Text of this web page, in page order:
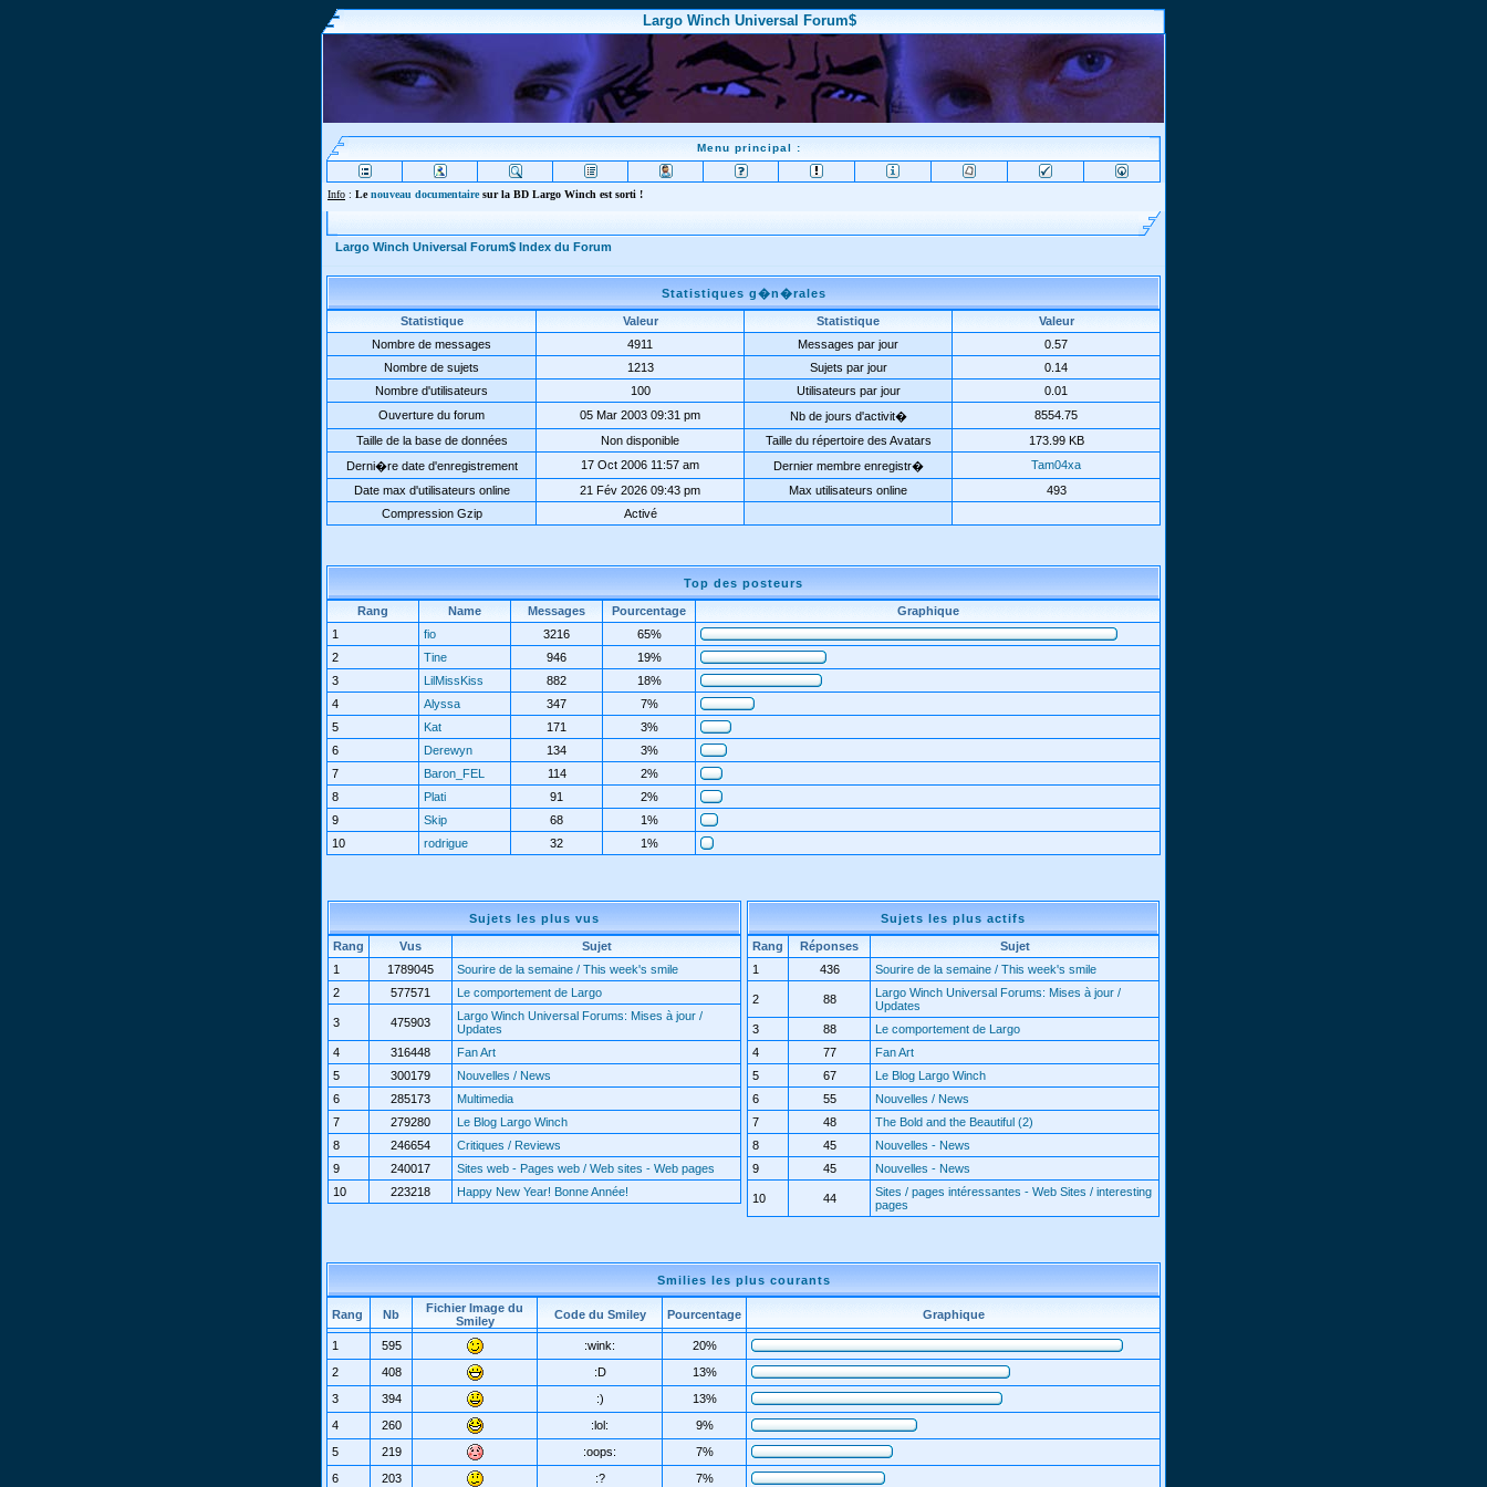
Largo Winch Universal Forum$
Menu principal :
Info : Lenouveau documentairesur la BD Largo Winch est sorti !
Largo Winch Universal Forum$ Index du Forum
Statistiques g�n�rales
Statistique Valeur Statistique
Valeur
Nombre de messages
4911 Messages par jour
0.57
Nombre de sujets
1213 Sujets par jour
0.14
Nombre d'utilisateurs
100 Utilisateurs par jour
0.01
Ouverture du forum
05 Mar 2003 09:31 pm Nb de jours d'activit�
8554.75
Taille de la base de données
Non disponible Taille du répertoire des Avatars
173.99 KB
Derni�re date d'enregistrement
17 Oct 2006 11:57 am Dernier membre enregistr�
Tam04xa
Date max d'utilisateurs online
21 Fév 2026 09:43 pm Max utilisateurs online
493
Compression Gzip
Activé
Top des posteurs
Rang Name Messages Pourcentage
Graphique
1
fio 3216
65%
2
Tine 946
19%
3
LilMissKiss 882
18%
4
Alyssa 347
7%
5
Kat 171
3%
6
Derewyn 134
3%
7
Baron_FEL 114
2%
8
Plati 91
2%
9
Skip 68
1%
10
rodrigue 32 1%
Sujets les plus vus
Rang Vus
Sujet
1
1789045
Sourire de la semaine / This week's smile
2
577571 Le comportement de Largo
3 475903
Largo Winch Universal Forums: Mises à jour /
Updates
4
316448
Fan Art
5
300179
Nouvelles / News
6
285173
Multimedia
7
279280
Le Blog Largo Winch
8
246654
Critiques / Reviews
9
240017
Sites web - Pages web / Web sites - Web pages
10
223218 Happy New Year! Bonne Année!
Sujets les plus actifs
Rang Réponses
Sujet
1
436 Sourire de la semaine / This week's smile
2 88
Largo Winch Universal Forums: Mises à jour /
Updates
3
88
Le comportement de Largo
4
77
Fan Art
5
67
Le Blog Largo Winch
6
55
Nouvelles / News
7
48
The Bold and the Beautiful (2)
8
45
Nouvelles - News
9
45 Nouvelles - News
10 44
Sites / pages intéressantes - Web Sites / interesting
pages
Smilies les plus courants
Rang Nb
Fichier Image du
Smiley
Code du Smiley Pourcentage Graphique
1 595 :wink:
20%
2
408 :D
13%
3
394 :)
13%
4
260 :lol:
9%
5
219 :oops:
7%
6
203 :? 7%